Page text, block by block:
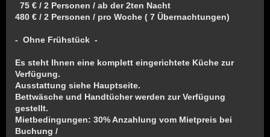
75 € / 2 Personen / ab der 2ten Nacht
480 € / 2 Personen / pro Woche ( 7 Übernachtungen)
- Ohne Frühstück -
Es steht Ihnen eine komplett eingerichtete Küche zur
Verfügung.
Ausstattung siehe Hauptseite.
Bettwäsche und Handtücher werden zur Verfügung
gestellt.
Mietbedingungen: 30% Anzahlung vom Mietpreis bei
Buchung /